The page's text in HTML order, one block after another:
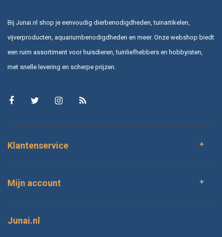
Bij Junai.nl shop je eenvoudig dierbenodigdheden, tuinartikelen,
vijverproducten, aquariumbenodigdheden en meer. Onze webshop biedt
een ruim assortiment voor huisdieren, tuinliefhebbers en hobbyisten,
met snelle levering en scherpe prijzen.
Klantenservice
Mijn account
Junai.nl